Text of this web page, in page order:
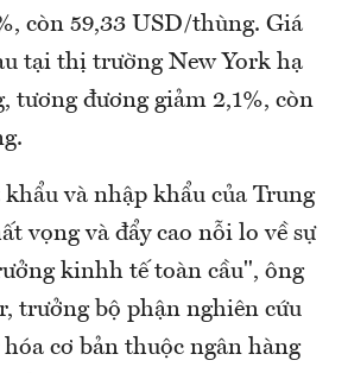
còn 59,33 USD/thùng. Giá
tại thị trường New York hạ
tương đương giảm 2,1%, còn
và nhập khẩu của Trung
vọng và đẩy cao nỗi lo về sự
kinhh tế toàn cầu", ông
trưởng bộ phận nghiên cứu
cơ bản thuộc ngân hàng